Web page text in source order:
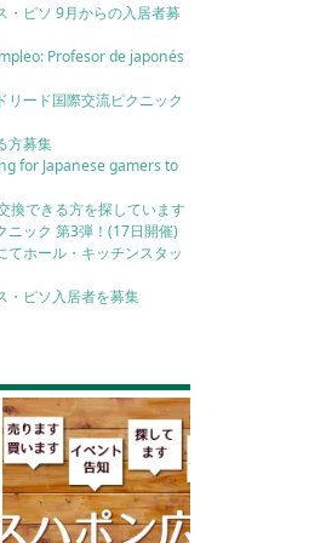
・ピソ 9月からの入居者募
Profesor de japonés
リード国際交流ピクニック
方募集
for Japanese gamers to
換できる方を探しています
ニック 第3弾！(17日開催)
てホール・キッチンスタッ
・ピソ入居者を募集